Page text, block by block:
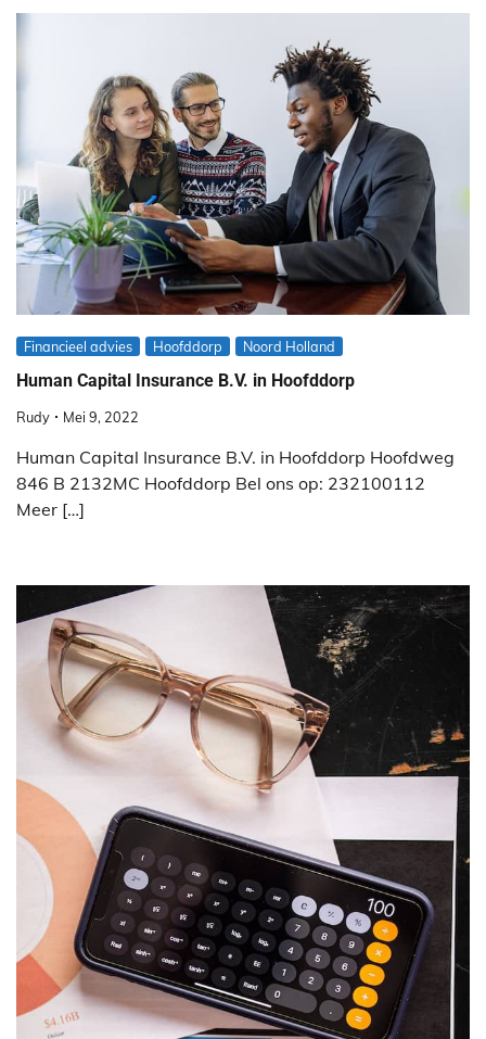
Financieel advies Hoofddorp Noord Holland
Human Capital Insurance B.V. in Hoofddorp
Rudy Mei 9, 2022
Human Capital Insurance B.V. in Hoofddorp Hoofdweg
846 B 2132MC Hoofddorp Bel ons op: 232100112
Meer […]